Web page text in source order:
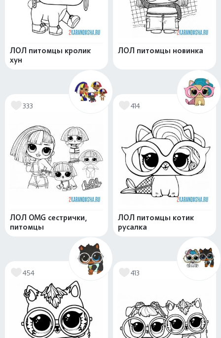
ЛОЛ питомцы кролик
хун
ЛОЛ питомцы новинка
333
ЛОЛ OMG сестрички,
питомцы
414
ЛОЛ питомцы котик
русалка
454 413